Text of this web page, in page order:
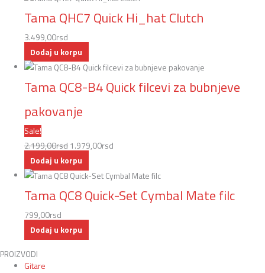
Tama QHC7 Quick Hi_hat Clutch
3.499,00rsd
Dodaj u korpu
Tama QC8-B4 Quick filcevi za bubnjeve
pakovanje
Sale!
2.199,00rsd 1.979,00rsd
Dodaj u korpu
Tama QC8 Quick-Set Cymbal Mate filc
799,00rsd
Dodaj u korpu
PROIZVODI
Gitare